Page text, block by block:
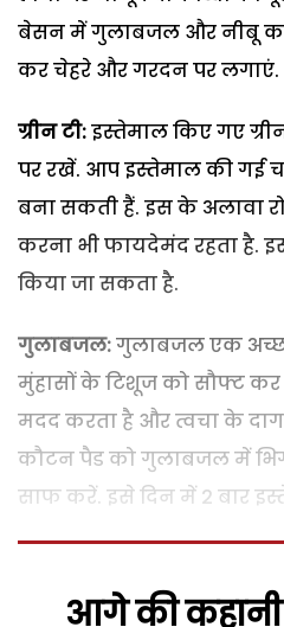
बेसन में गुलाबजल और नीबू
कर चेहरे और गरदन पर लगाएं.
ग्रीन टी:इस्तेमाल किए गए
पर रखें. आप इस्तेमाल की गई
बना सकती हैं. इस के अलावा
करना भी फायदेमंद रहता है.
किया जा सकता है.
गुलाबजल:गुलाबजल एक
मुंहासों के टिशूज को सौफ्ट कर
मदद करता है और त्वचा के
कौटन पैड को गुलाबजल में
साफ करें. इसे दिन में 2 बार
आगे की